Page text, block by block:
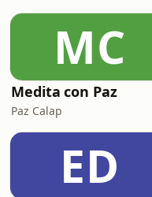
MC
Medita con Paz
Paz Calap
ED